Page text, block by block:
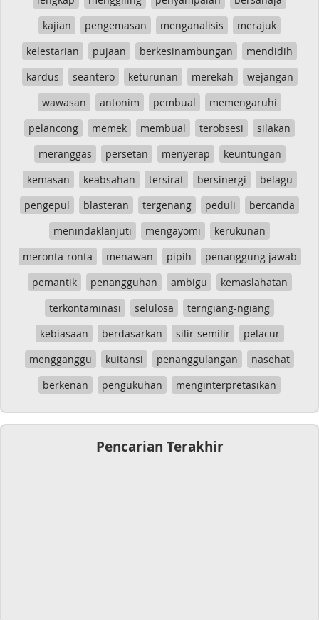
kajian
pengemasan menganalisis
merajuk
kelestarian
pujaan berkesinambungan
mendidih
kardus
seantero keturunan merekah
wejangan
wawasan
antonim pembual
memengaruhi
pelancong
memek membual terobsesi
silakan
meranggas
persetan menyerap
keuntungan
kemasan
keabsahan tersirat bersinergi
belagu
pengepul
blasteran tergenang peduli
bercanda
menindaklanjuti
mengayomi
kerukunan
meronta-ronta
menawan pipih
penanggung jawab
pemantik
penangguhan ambigu
kemaslahatan
terkontaminasi
selulosa
terngiang-ngiang
kebiasaan
berdasarkan silir-semilir
pelacur
mengganggu
kuitansi penanggulangan
nasehat
berkenan
pengukuhan menginterpretasikan
Pencarian Terakhir